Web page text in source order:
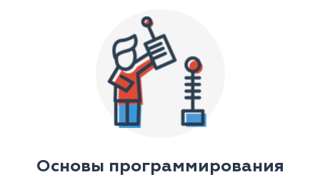
Основы программирования